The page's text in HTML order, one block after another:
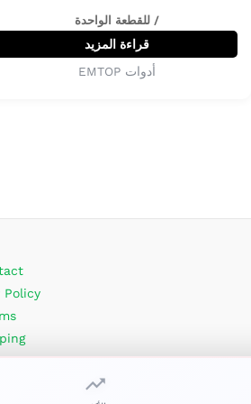
/ للقطعة الواحدة
قراءة المزيد
أدوات EMTOP
Policy